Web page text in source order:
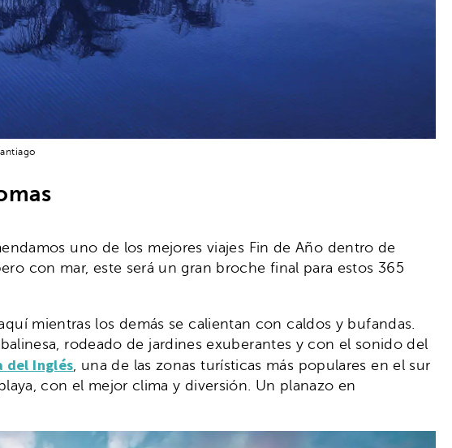
uno de los mejores viajes Fin de Año dentro de
con mar, este será un gran broche final para estos 365
mientras los demás se calientan con caldos y bufandas.
rodeado de jardines exuberantes y con el sonido del
del Inglés , una de las zonas turísticas más populares en el sur
con el mejor clima y diversión. Un planazo en